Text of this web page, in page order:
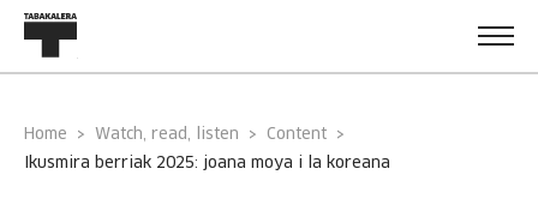
Home Watch, read, listen
Content
ikusmira berriak 2025: joana moya i la koreana